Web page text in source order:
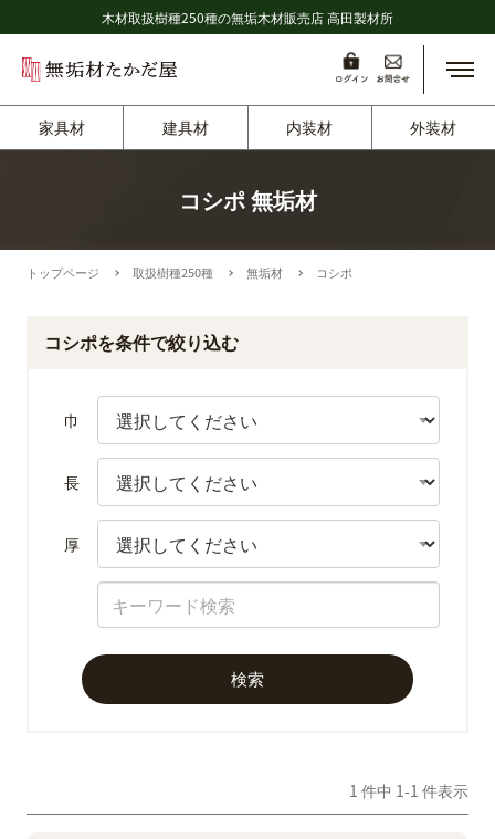
木材取扱樹種250種の無垢木材販売店 高田製材所
メニ
家具材 建具材 内装材 外装材
コシポ 無垢材
トップページ 取扱樹種250種 無垢材 コシポ
コシポを条件で絞り込む
巾
長
厚
1 件中 1-1 件表示